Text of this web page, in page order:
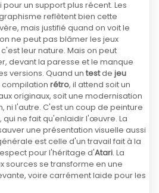
un support plus récent. Les
reflètent bien cette
mais justifié quand on voit le
ne peut pas blâmer les jeux
leur nature. Mais on peut
devant la paresse et le manque
versions. Quand un testde jeu
compilation rétro, il attend soit un
originaux, soit une modernisation
ni l'autre. C'est un coup de peinture
ne fait qu'enlaidir l'œuvre. La
une présentation visuelle aussi
est celle d'un travail fait à la
pour l'héritage d'Atari. La
sources se transforme en une
voire carrément laide pour les